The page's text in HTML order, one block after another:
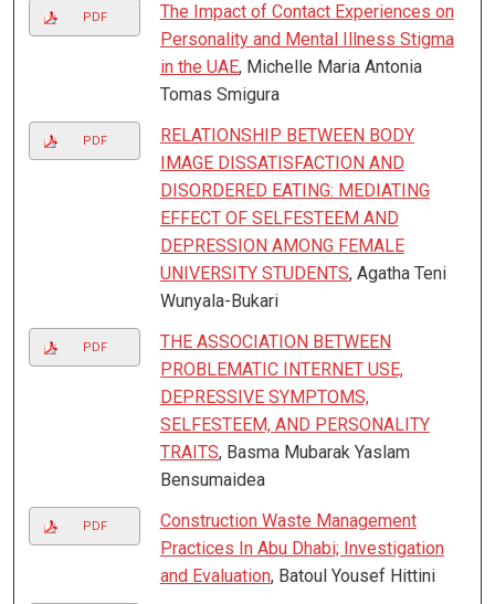
PDF
The Impact of Contact Experiences on
Personality and Mental Illness Stigma
in the UAE, Michelle Maria Antonia
Tomas Smigura
PDF
RELATIONSHIP BETWEEN BODY
IMAGE DISSATISFACTION AND
DISORDERED EATING: MEDIATING
EFFECT OF SELFESTEEM AND
DEPRESSION AMONG FEMALE
UNIVERSITY STUDENTS, Agatha Teni
Wunyala-Bukari
PDF
THE ASSOCIATION BETWEEN
PROBLEMATIC INTERNET USE,
DEPRESSIVE SYMPTOMS,
SELFESTEEM, AND PERSONALITY
TRAITS, Basma Mubarak Yaslam
Bensumaidea
PDF
Construction Waste Management
Practices In Abu Dhabi; Investigation
and Evaluation, Batoul Yousef Hittini